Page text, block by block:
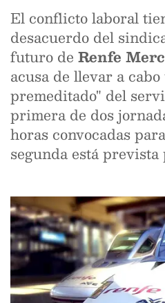
El conflicto laboral
desacuerdo del
futuro de Renfe
acusa de llevar a
premeditado" del
primera de dos
horas convocadas
segunda está prevista